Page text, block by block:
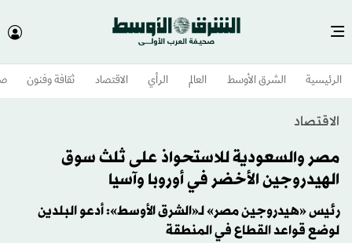
الرئيسية الشرق الأوسط​ العالم الرأي الاقتصاد ثقافة وفنون
الاقتصاد
مصر والسعودية للاستحواذ على ثلث سوق
الهيدروجين الأخضر في أوروبا وآسيا
رئيس «هيدروجين مصر» لـ«الشرق الأوسط»: أدعو البلدين
لوضع قواعد القطاع في المنطقة